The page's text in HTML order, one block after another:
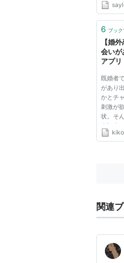
6 ブック
【婚
会いが
アプリ
既婚者
があり
かとチ
刺激が
状。そ
本記事
でしょ
関連